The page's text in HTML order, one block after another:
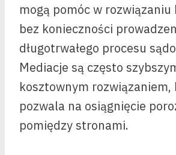
mogą pomóc w
bez konieczności
długotrwałego procesu
Mediacje są często
kosztownym rozwiązaniem,
pozwala na osiągnięcie
pomiędzy stronami.